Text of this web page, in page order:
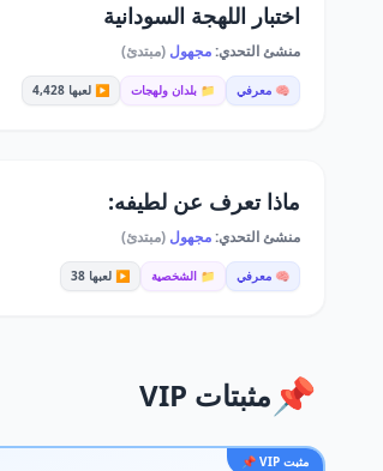
اختبار اللهجة السودانية
منشئ التحدي:مجهول (مبتدئ)
🧠 معرفي 📁 بلدان ولهجات ▶️ لعبها 4,428
ماذا تعرف عن لطيفه:
منشئ التحدي:مجهول (مبتدئ)
🧠 معرفي 📁 الشخصية ▶️ لعبها 38
📌 مثبتات VIP
مثبت VIP 📌